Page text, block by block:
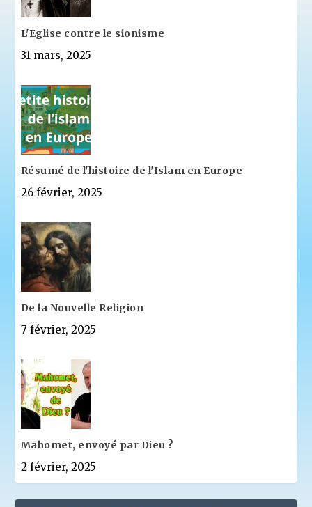
L'Eglise contre le sionisme
31 mars, 2025
Résumé de l'histoire de l'Islam en Europe
26 février, 2025
De la Nouvelle Religion
7 février, 2025
Mahomet, envoyé par Dieu ?
2 février, 2025